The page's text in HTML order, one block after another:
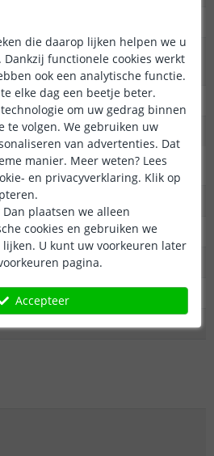
voor buiten)
die daarop lijken helpen we u
functionele cookies werkt
ook een analytische functie.
elke dag een beetje beter.
om uw gedrag binnen
te volgen. We gebruiken uw
van advertenties. Dat
manier. Meer weten? Lees
en privacyverklaring. Klik op
Dan plaatsen we alleen
cookies en gebruiken we
U kunt uw voorkeuren later
pagina.
Accepteer